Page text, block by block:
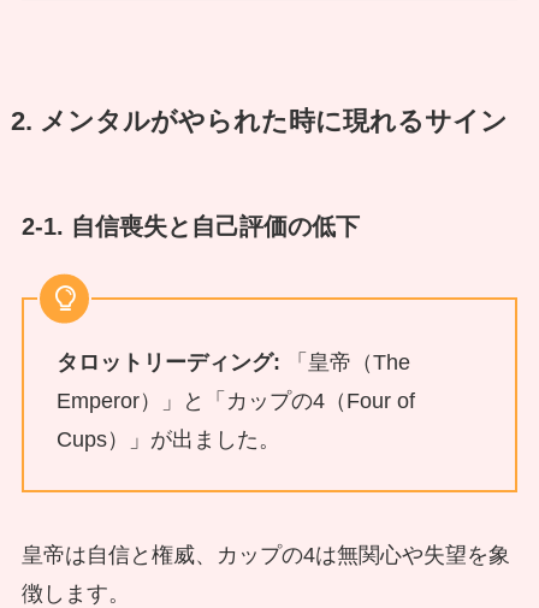
2. メンタルがやられた時に現れるサイン
2-1. 自信喪失と自己評価の低下
タロットリーディング: 「皇帝（The
Emperor）」と「カップの4（Four of
Cups）」が出ました。
皇帝は自信と権威、カップの4は無関心や失望を象
徴します。